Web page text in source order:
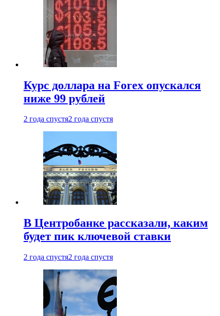
Курс доллара на Forex опускался
ниже 99 рублей
2 года спустя2 года спустя
В Центробанке рассказали, каким
будет пик ключевой ставки
2 года спустя2 года спустя